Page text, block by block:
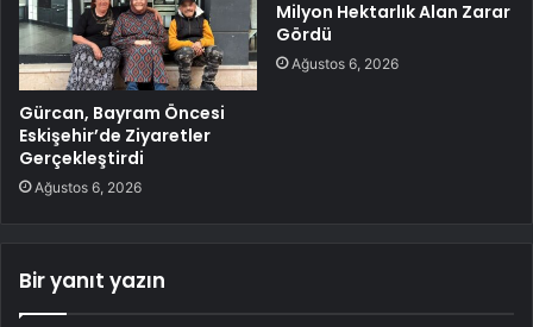
Gürcan, Bayram Öncesi
Eskişehir’de Ziyaretler
Gerçekleştirdi
Ağustos 6, 2026
Milyon Hektarlık Alan Zarar
Gördü
Ağustos 6, 2026
Bir yanıt yazın